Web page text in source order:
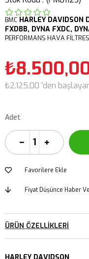
BMC HARLEY DAVIDSON
FXDBB, DYNA FXDC,
PERFORMANS HAVA
₺2.125,00 'den
Adet
Favorilere Ekle
Fiyat Düşünce Haber
ÜRÜN ÖZELLIKLERI